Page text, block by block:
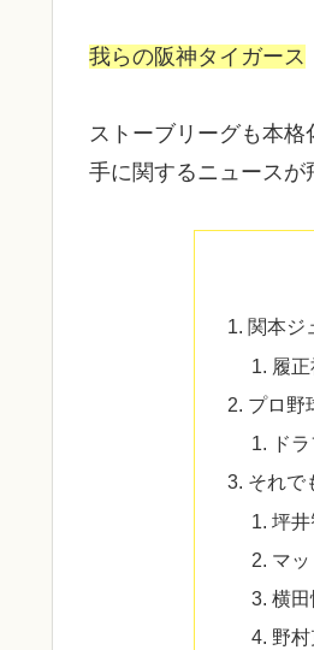
我らの阪神タイガース
ストーブリーグも本
手に関するニュースが
関本ジ
履
プロ野
ド
それで
坪井
マ
横
野